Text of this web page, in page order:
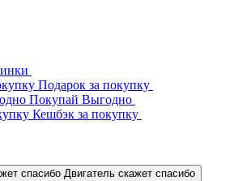
Подарок за покупку
Покупай Выгодно
Кешбэк за покупку
Двигатель скажет спасибо